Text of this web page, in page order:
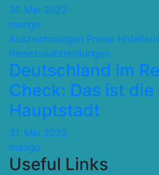
31. Mai 2022
mango
Auszeichnungen Preise
Reisezusatzleistungen
Deutschland im
Check: Das ist
Hauptstadt
31. Mai 2022
mango
Useful Links